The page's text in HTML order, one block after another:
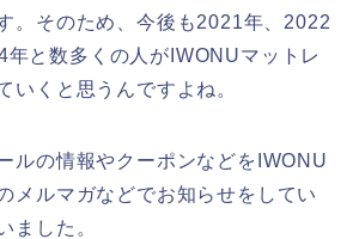
。そのため、今後も2021年、2022
と数多くの人がIWONUマットレ
いくと思うんですよね。
ルの情報やクーポンなどをIWONU
メルマガなどでお知らせをしてい
ました。